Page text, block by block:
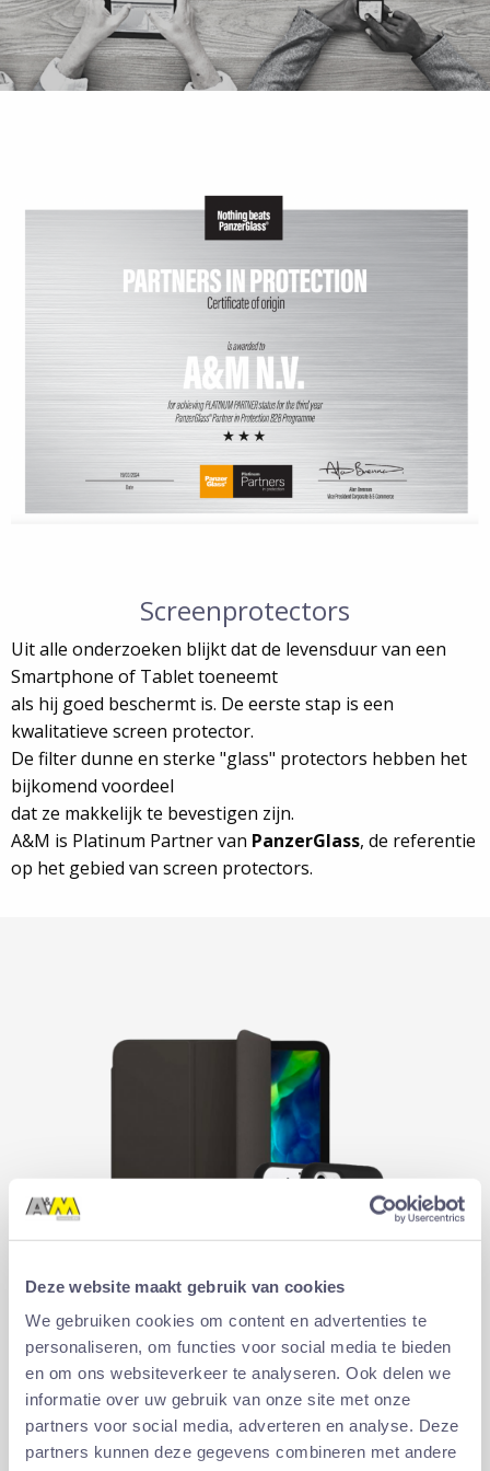
Deze website maakt gebruik van cookies
We gebruiken cookies om content en advertenties te
personaliseren, om functies voor social media te bieden
en om ons websiteverkeer te analyseren. Ook delen we
informatie over uw gebruik van onze site met onze
partners voor social media, adverteren en analyse. Deze
partners kunnen deze gegevens combineren met andere
Screenprotectors
Uit alle onderzoeken blijkt dat de levensduur van een
Smartphone of Tablet toeneemt
als hij goed beschermt is. De eerste stap is een
kwalitatieve screen protector.
De filter dunne en sterke "glass" protectors hebben het
bijkomend voordeel
dat ze makkelijk te bevestigen zijn.
A&M is Platinum Partner van PanzerGlass, de referentie
op het gebied van screen protectors.
Cases